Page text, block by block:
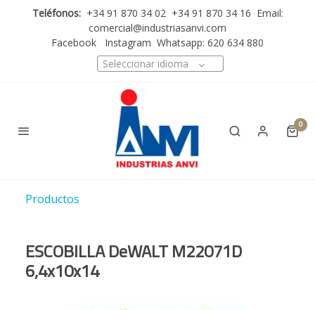
Teléfonos: +34 91 870 34 02 +34 91 870 34 16 Email:
comercial@industriasanvi.com
Facebook
Instagram Whatsapp: 620 634 880
Seleccionar idioma
0
Productos
ESCOBILLA DeWALT M22071D
6,4x10x14